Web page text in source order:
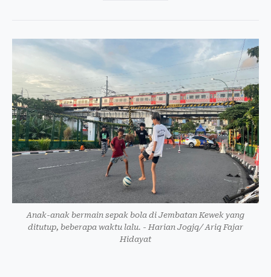
Anak-anak bermain sepak bola di Jembatan Kewek yang
ditutup, beberapa waktu lalu. - Harian Jogjq/ Ariq Fajar
Hidayat